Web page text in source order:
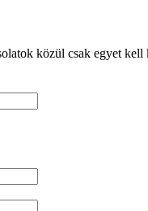
közül csak egyet kell